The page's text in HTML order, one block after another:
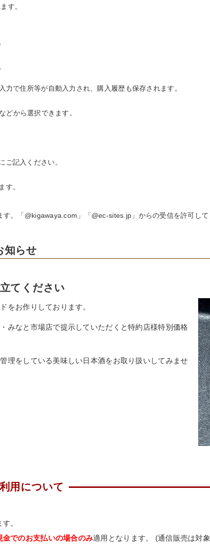
す。
で住所等が自動入力され、購入履歴も保存されます。
どから選択できます。
ご記入ください。
す。
。「@kigawaya.com」「@ec-sites.jp」からの受信を許可し
知らせ
てください
をお作りしております。
みなと市場店で提示していただくと特約店様特別価格
理をしている美味しい日本酒をお取り扱いしてみませ
用について
。
金でのお支払いの場合のみ適用となります。 (通信販売は対